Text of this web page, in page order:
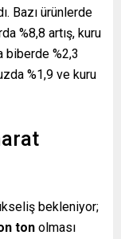
Bazı ürünlerde
%8,8 artış, kuru
biberde %2,3
%1,9 ve kuru
bekleniyor;
ton olması